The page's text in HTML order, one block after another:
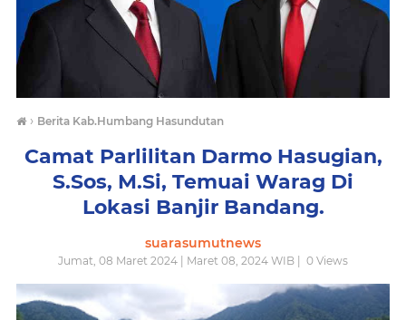
› Berita Kab.Humbang Hasundutan
Camat Parlilitan Darmo Hasugian,
S.Sos, M.Si, Temuai Warag Di
Lokasi Banjir Bandang.
suarasumutnews
Jumat, 08 Maret 2024 | Maret 08, 2024 WIB | 0 Views